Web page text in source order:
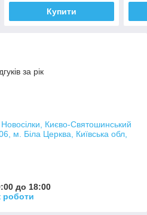
Купити
за рік
Києво-Святошинський
м. Біла Церква, Київська обл,
до 18:00
роботи